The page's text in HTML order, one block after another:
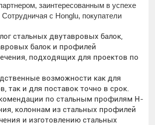
заинтересованным в успехе
с Honglu, покупатели
стальных двутавровых балок,
балок и профилей
подходящих для проектов по
возможности как для
так и для поставок точно в срок.
по стальным профилям H-
колоннам из стальных профилей
и изготовлению стальных